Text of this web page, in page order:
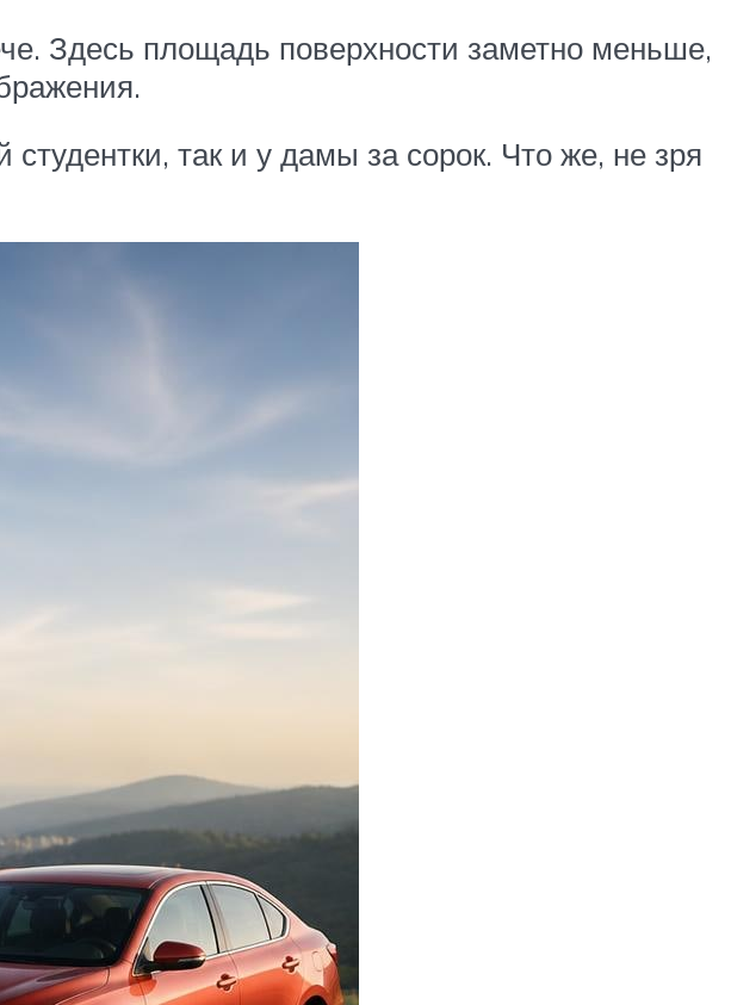
Здесь площадь поверхности заметно меньше,
так и у дамы за сорок. Что же, не зря